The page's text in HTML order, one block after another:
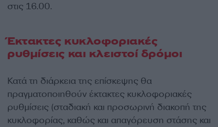
στις 16.00.
Έκτακτες κυκλοφοριακές
ρυθμίσεις και κλειστοί δρόμοι
Κατά τη διάρκεια της επίσκεψης θα
πραγματοποιηθούν έκτακτες κυκλοφοριακές
ρυθμίσεις (σταδιακή και προσωρινή διακοπή της
κυκλοφορίας, καθώς και απαγόρευση στάσης και